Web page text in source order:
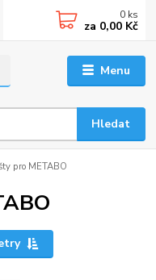
Menu
Hledat
0 ks
za 0,00 Kč
pro METABO